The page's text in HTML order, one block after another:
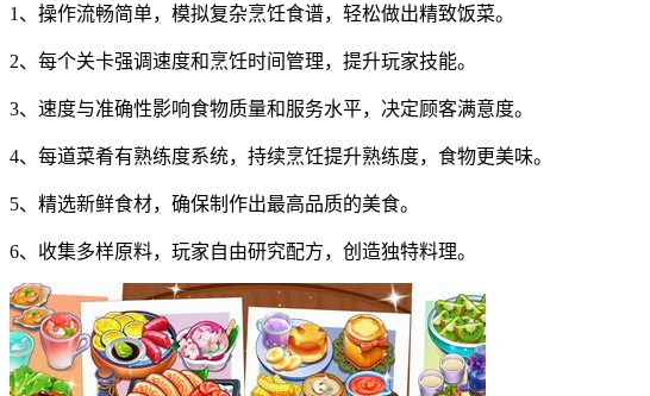
1、操作流畅简单，模拟复杂烹饪食谱，轻松做出精致饭菜。
2、每个关卡强调速度和烹饪时间管理，提升玩家技能。
3、速度与准确性影响食物质量和服务水平，决定顾客满意度。
4、每道菜肴有熟练度系统，持续烹饪提升熟练度，食物更美味。
5、精选新鲜食材，确保制作出最高品质的美食。
6、收集多样原料，玩家自由研究配方，创造独特料理。